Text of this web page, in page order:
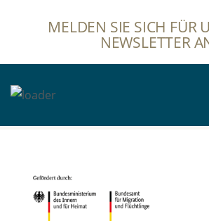
MELDEN SIE SICH FÜR
NEWSLETTER